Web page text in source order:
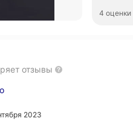
4 оценки
отзывы
2023